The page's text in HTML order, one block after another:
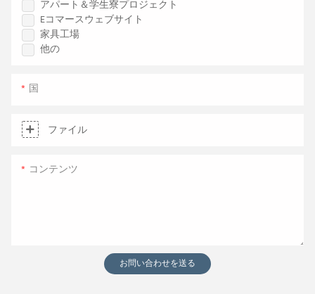
アパート＆学生寮プロジェクト
Eコマースウェブサイト
家具工場
他の
国
ファイル
コンテンツ
お問い合わせを送る